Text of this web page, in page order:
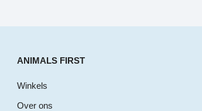
ANIMALS FIRST
Winkels
Over ons